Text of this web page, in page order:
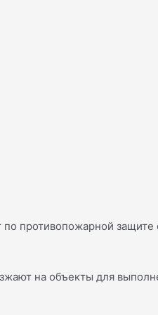
противопожарной защите
на объекты для